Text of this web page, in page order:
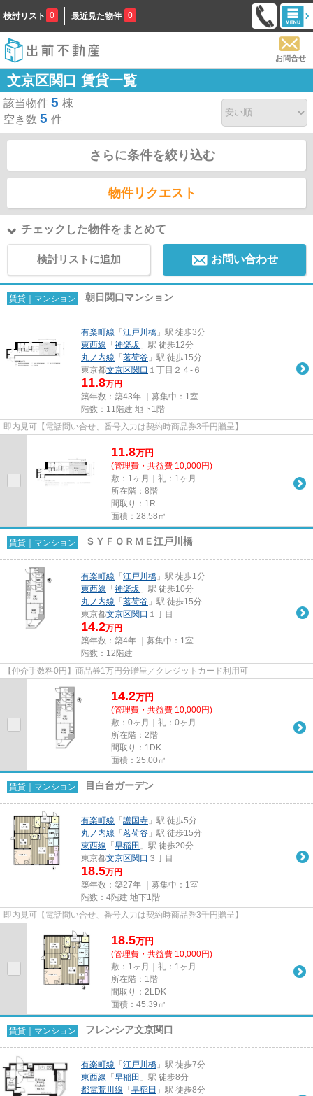
検討リスト 0 最近見た物件 0
お問合せ
文京区関口 賃貸一覧
該当物件 5 棟
空き数 5 件
さらに条件を絞り込む
物件リクエスト
チェックした物件をまとめて
検討リストに追加 お問い合わせ
賃貸｜マンション 朝日関口マンション
有楽町線 「 江戸川橋 」駅 徒歩3分
東西線 「 神楽坂 」駅 徒歩12分
丸ノ内線 「 茗荷谷 」駅 徒歩15分
東京都文京区関口 １丁目２４-６
11.8万円
築年数：築43年 ｜募集中： 1室
階数：11階建 地下1階
即内見可【電話問い合せ、番号入力は契約時商品券3千円贈呈】
11.8万円
(管理費・共益費 10,000円)
敷：1ヶ月｜礼：1ヶ月
所在階：8階
間取り：1R
面積：28.58㎡
賃貸｜マンション ＳＹＦＯＲＭＥ江戸川橋
有楽町線 「 江戸川橋 」駅 徒歩1分
東西線 「 神楽坂 」駅 徒歩10分
丸ノ内線 「 茗荷谷 」駅 徒歩15分
東京都文京区関口 １丁目
14.2万円
築年数：築4年 ｜募集中： 1室
階数：12階建
【仲介手数料0円】商品券1万円分贈呈／クレジットカード利用可
14.2万円
(管理費・共益費 10,000円)
敷：0ヶ月｜礼：0ヶ月
所在階：2階
間取り：1DK
面積：25.00㎡
賃貸｜マンション 目白台ガーデン
有楽町線 「 護国寺 」駅 徒歩5分
丸ノ内線 「 茗荷谷 」駅 徒歩15分
東西線 「 早稲田 」駅 徒歩20分
東京都文京区関口 ３丁目
18.5万円
築年数：築27年 ｜募集中： 1室
階数：4階建 地下1階
即内見可【電話問い合せ、番号入力は契約時商品券3千円贈呈】
18.5万円
(管理費・共益費 10,000円)
敷：1ヶ月｜礼：1ヶ月
所在階：1階
間取り：2LDK
面積：45.39㎡
賃貸｜マンション フレンシア文京関口
有楽町線 「 江戸川橋 」駅 徒歩7分
東西線 「 早稲田 」駅 徒歩8分
都電荒川線 「 早稲田 」駅 徒歩8分